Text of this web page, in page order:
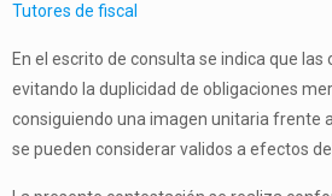
Tutores de fiscal
En el escrito de consulta se indica que
evitando la duplicidad de obligaciones
consiguiendo una imagen unitaria frente
se pueden considerar validos a efectos